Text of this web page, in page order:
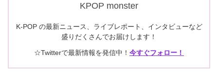
KPOP monster
K-POP の最新ニュース、ライブレポート、インタビューなど
盛りだくさんでお届けします！
☆Twitterで最新情報を発信中！ 今すぐフォロー！